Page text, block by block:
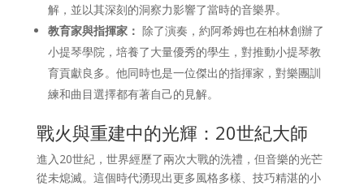
解，並以其深刻的洞察力影響了當時的音樂界。
教育家與指揮家： 除了演奏，約阿希姆也在柏林創辦了
小提琴學院，培養了大量優秀的學生，對推動小提琴教
育貢獻良多。他同時也是一位傑出的指揮家，對樂團訓
練和曲目選擇都有著自己的見解。
戰火與重建中的光輝：20世紀大師
進入20世紀，世界經歷了兩次大戰的洗禮，但音樂的光芒
從未熄滅。這個時代湧現出更多風格多樣、技巧精湛的小